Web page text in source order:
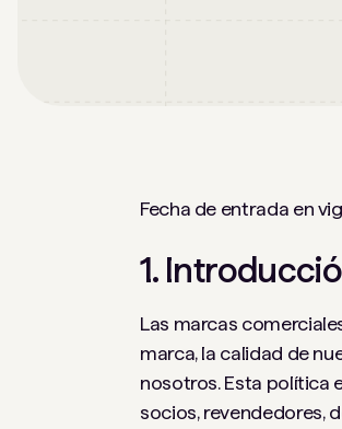
Fecha de entrada en
1.
Las marcas
marca, la calidad de
nosotros. Esta política
socios, revendedores,